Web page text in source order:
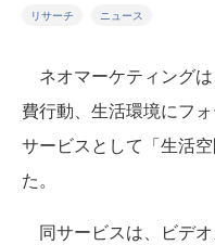
リサーチ ニュース
ネオマーケティング
費行動、生活環境にフ
サービスとして「生活
た。
同サービスは、ビデ